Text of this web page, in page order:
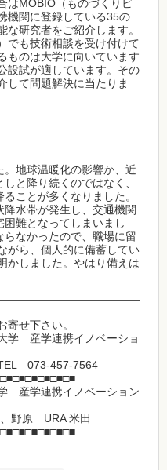
はMOBIO（ものづくりビ
機関に登録している35の
研究者をご紹介します。
でも技術相談を受け付けて
ものは大学に向いています
設試が適しています。その
して問題解決に当たりま
地球温暖化の影響か、近
と降り続くのではなく、
ことが多くなりました。
降水帯が発生し、交通機関
難となってしまいまし
らなかったので、職場に留
がら、個人的に備蓄してい
かしました。やはり備えは
寄せ下さい。
産学連携イノベーショ
073-457-7564
産学連携イノベーション
野原 URA 米田